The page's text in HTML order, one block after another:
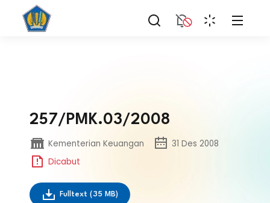
257/PMK.03/2008
Kementerian Keuangan
31 Des 2008
Dicabut
Fulltext (35 MB)